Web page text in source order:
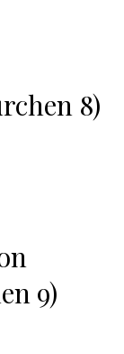
8)
9)